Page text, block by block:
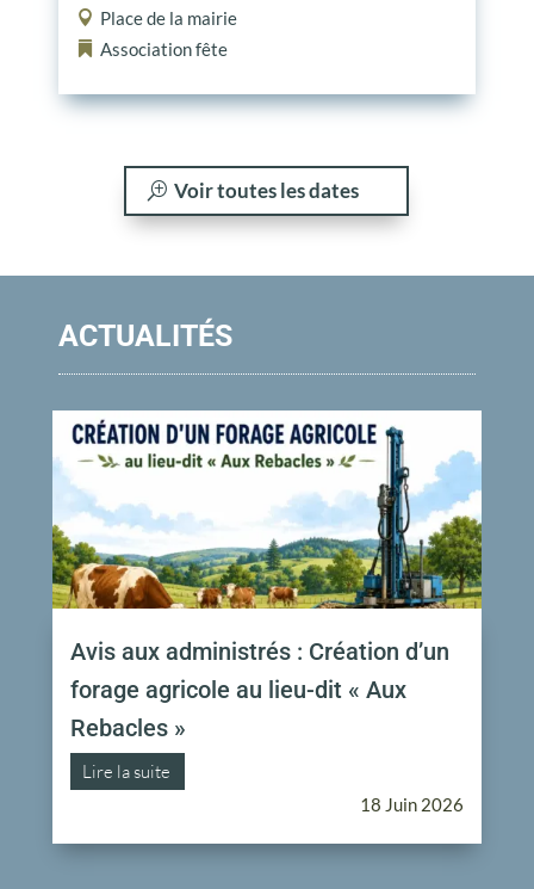
Place de la mairie
Associationfête
Voir toutes les dates
ACTUALITÉS
Avis aux administrés : Création d’un
forage agricole au lieu-dit « Aux
Rebacles »
Lire la suite
18 Juin 2026